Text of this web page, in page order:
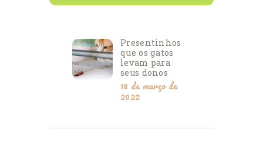
Presentinhos
que os gatos
levam para
seus donos
18 de março de
2022